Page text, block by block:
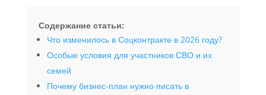
Содержание статьи:
Что изменилось в Соцконтракте в 2026 году?
Особые условия для участников СВО и их
семей
Почему бизнес-план нужно писать в